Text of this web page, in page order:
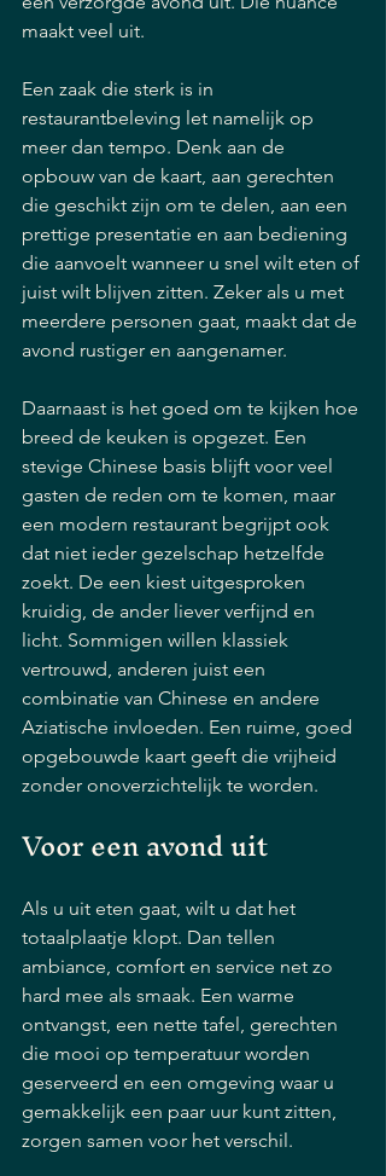
maakt veel uit.
Een zaak die sterk is in
restaurantbeleving let namelijk op
meer dan tempo. Denk aan de
opbouw van de kaart, aan gerechten
die geschikt zijn om te delen, aan een
prettige presentatie en aan bediening
die aanvoelt wanneer u snel wilt eten of
juist wilt blijven zitten. Zeker als u met
meerdere personen gaat, maakt dat de
avond rustiger en aangenamer.
Daarnaast is het goed om te kijken hoe
breed de keuken is opgezet. Een
stevige Chinese basis blijft voor veel
gasten de reden om te komen, maar
een modern restaurant begrijpt ook
dat niet ieder gezelschap hetzelfde
zoekt. De een kiest uitgesproken
kruidig, de ander liever verfijnd en
licht. Sommigen willen klassiek
vertrouwd, anderen juist een
combinatie van Chinese en andere
Aziatische invloeden. Een ruime, goed
opgebouwde kaart geeft die vrijheid
zonder onoverzichtelijk te worden.
Voor een avond uit
Als u uit eten gaat, wilt u dat het
totaalplaatje klopt. Dan tellen
ambiance, comfort en service net zo
hard mee als smaak. Een warme
ontvangst, een nette tafel, gerechten
die mooi op temperatuur worden
geserveerd en een omgeving waar u
gemakkelijk een paar uur kunt zitten,
zorgen samen voor het verschil.